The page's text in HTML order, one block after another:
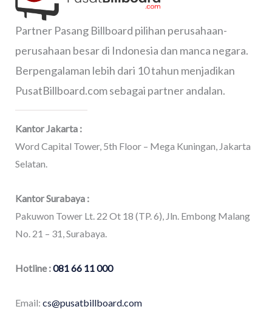
Partner Pasang Billboard pilihan perusahaan-
perusahaan besar di Indonesia dan manca negara.
Berpengalaman lebih dari 10 tahun menjadikan
PusatBillboard.com sebagai partner andalan.
Kantor Jakarta :
Word Capital Tower, 5th Floor – Mega Kuningan, Jakarta
Selatan.
Kantor Surabaya :
Pakuwon Tower Lt. 22 Ot 18 (TP. 6), Jln. Embong Malang
No. 21 – 31, Surabaya.
Hotline :081 66 11 000
Email: cs@pusatbillboard.com